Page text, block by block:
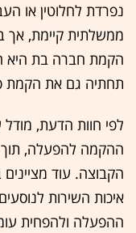
נפרדת לחלוטין או
ממשלתית קיימת, אך
הקמת חברה בת היא
תחתיה גם את הקמת
לפי חוות הדעת,
ההקמה להפעלה, תוך
הקבוצה. עוד
איכות השירות
ההפעלה ולהפחית